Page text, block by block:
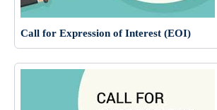
Call for Expression of Interest (EOI)